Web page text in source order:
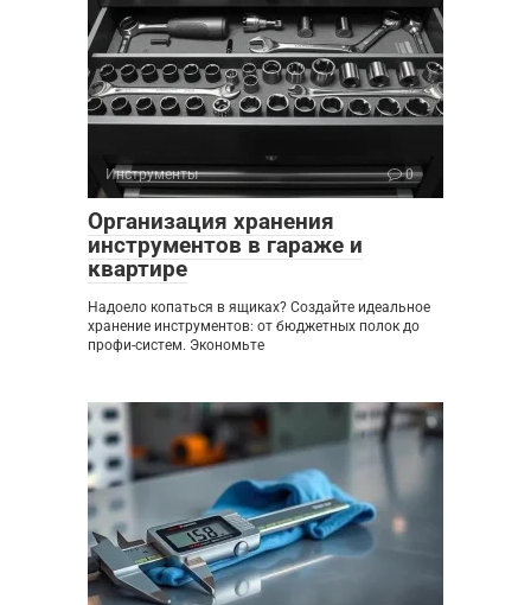
Инструменты 0
Организация хранения
инструментов в гараже и
квартире
Надоело копаться в ящиках? Создайте идеальное
хранение инструментов: от бюджетных полок до
профи-систем. Экономьте